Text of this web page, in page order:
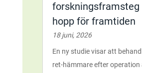
forskningsframsteg
hopp för framtiden
18 juni, 2026
En ny studie visar att
ret-hämmare efter operation